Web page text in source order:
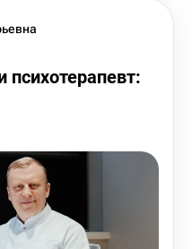
психотерапевт: